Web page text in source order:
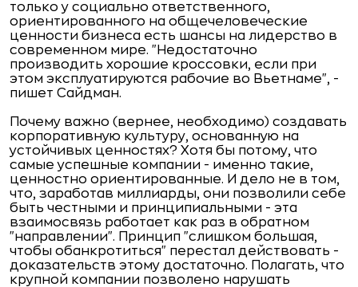
только у социально ответственного,
ориентированного на общечеловеческие
ценности бизнеса есть шансы на лидерство в
современном мире. "Недостаточно
производить хорошие кроссовки, если при
этом эксплуатируются рабочие во Вьетнаме", -
пишет Сайдман.
Почему важно (вернее, необходимо) создавать
корпоративную культуру, основанную на
устойчивых ценностях? Хотя бы потому, что
самые успешные компании - именно такие,
ценностно ориентированные. И дело не в том,
что, заработав миллиарды, они позволили себе
быть честными и принципиальными - эта
взаимосвязь работает как раз в обратном
"направлении". Принцип "слишком большая,
чтобы обанкротиться" перестал действовать -
доказательств этому достаточно. Полагать, что
крупной компании позволено нарушать